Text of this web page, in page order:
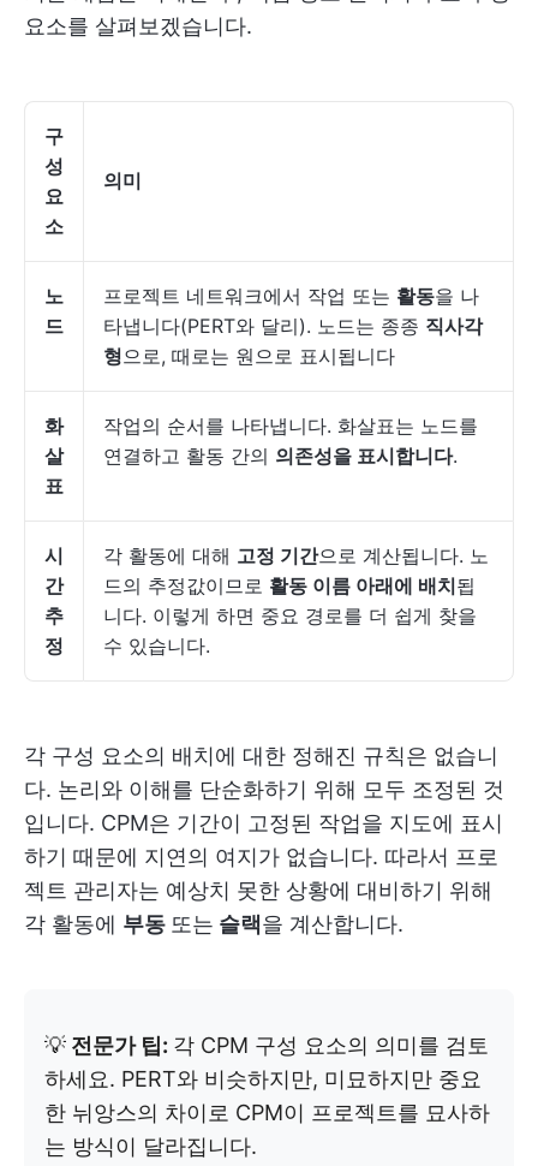
요소를 살펴보겠습니다.
구
성
요
소
의미
노
드
프로젝트 네트워크에서 작업 또는 활동을 나
타냅니다(PERT와 달리). 노드는 종종 직사각
형으로, 때로는 원으로 표시됩니다
화
살
표
작업의 순서를 나타냅니다. 화살표는 노드를
연결하고 활동 간의 의존성을 표시합니다.
시
간
추
정
각 활동에 대해 고정 기간으로 계산됩니다. 노
드의 추정값이므로 활동 이름 아래에 배치됩
니다. 이렇게 하면 중요 경로를 더 쉽게 찾을
수 있습니다.
각 구성 요소의 배치에 대한 정해진 규칙은 없습니
다. 논리와 이해를 단순화하기 위해 모두 조정된 것
입니다. CPM은 기간이 고정된 작업을 지도에 표시
하기 때문에 지연의 여지가 없습니다. 따라서 프로
젝트 관리자는 예상치 못한 상황에 대비하기 위해
각 활동에 부동 또는 슬랙을 계산합니다.
💡 전문가 팁: 각 CPM 구성 요소의 의미를 검토
하세요. PERT와 비슷하지만, 미묘하지만 중요
한 뉘앙스의 차이로 CPM이 프로젝트를 묘사하
는 방식이 달라집니다.